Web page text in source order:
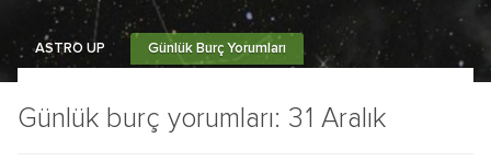
Günlük burç yorumları: 31 Aralık
ASTRO UP Günlük Burç Yorumları